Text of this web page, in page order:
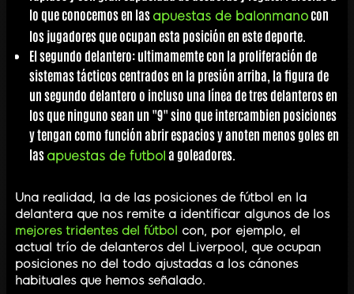
lo que conocemos en las apuestas de balonmanocon
los jugadores que ocupan esta posición en este deporte.
Elsegundo delantero: ultimamemte con la proliferación de
sistemas tácticos centrados en la presión arriba, la figura de
un segundo delantero o incluso una línea de tres delanteros en
los que ninguno sean un "9" sino que intercambien posiciones
y tengan como función abrir espacios y anoten menos goles en
las apuestas de futbol a goleadores.
Una realidad, la de las posiciones de fútbol en la
delantera que nos remite a identificar algunos de los
mejores tridentes del fútbol con, por ejemplo, el
actual trío de delanteros del Liverpool, que ocupan
posiciones no del todo ajustadas a los cánones
habituales que hemos señalado.